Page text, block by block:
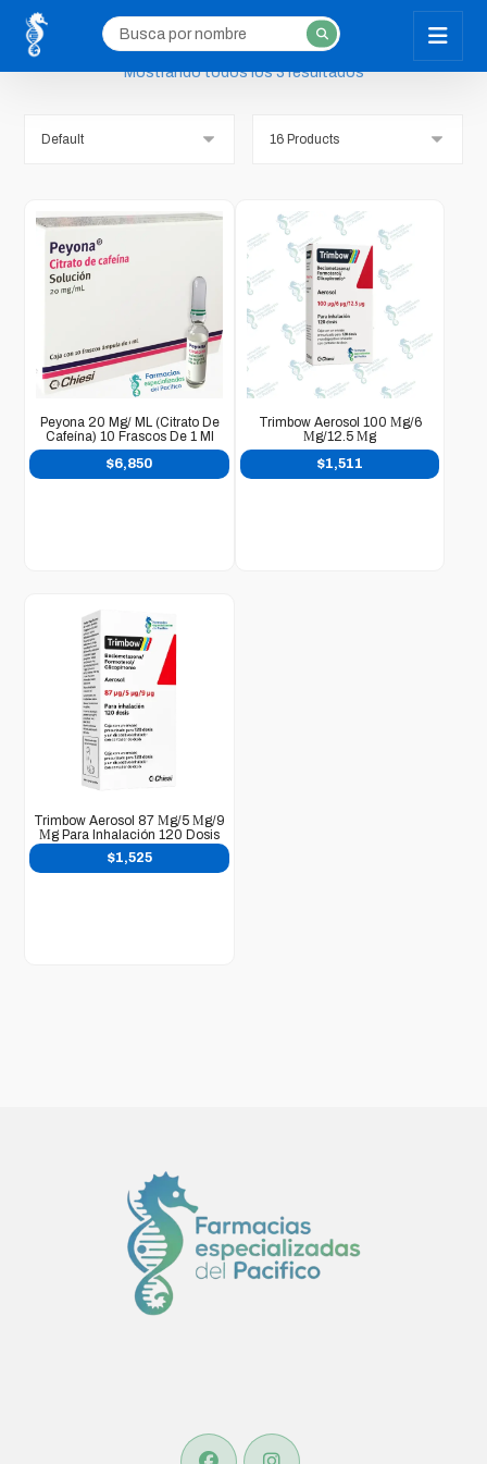
Mostrando todos los 3 resultados
Peyona 20 Mg/ ML (citrato De
Cafeína) 10 Frascos De 1 Ml
$6,850
Trimbow Aerosol 100 Μg/6
Μg/12.5 Μg
$1,511
Trimbow Aerosol 87 Μg/5 Μg/9
Μg Para Inhalación 120 Dosis
$1,525